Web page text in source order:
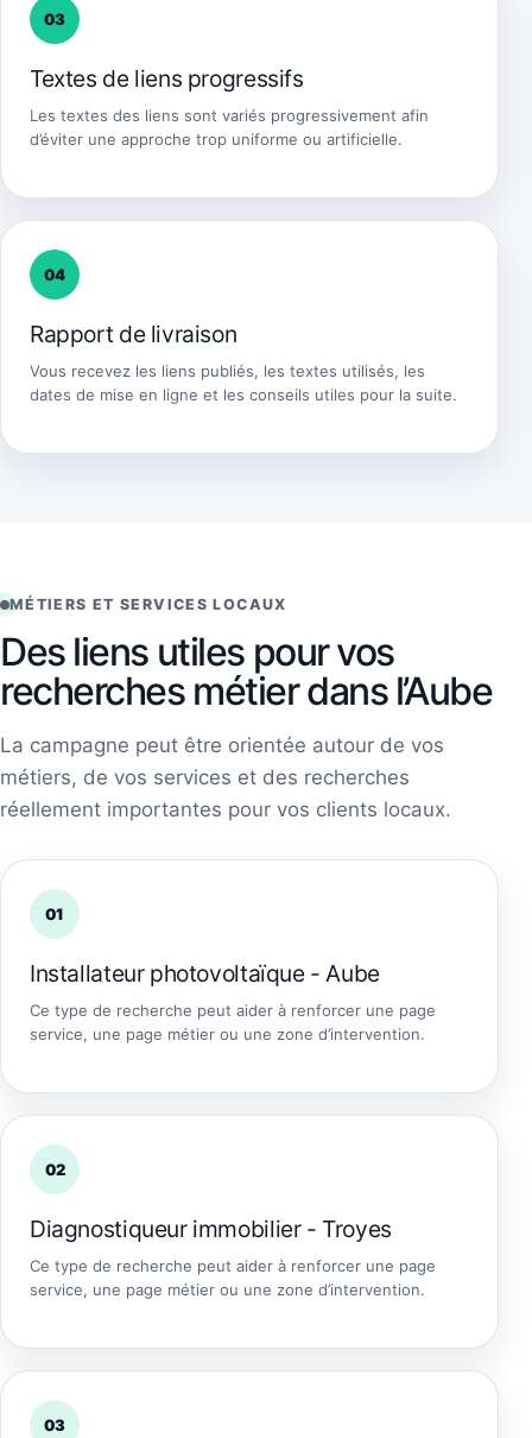
03
Textes de liens progressifs
Les textes des liens sont variés progressivement afin
d’éviter une approche trop uniforme ou artificielle.
04
Rapport de livraison
Vous recevez les liens publiés, les textes utilisés, les
dates de mise en ligne et les conseils utiles pour la suite.
MÉTIERS ET SERVICES LOCAUX
Des liens utiles pour vos
recherches métier dans l’Aube
La campagne peut être orientée autour de vos
métiers, de vos services et des recherches
réellement importantes pour vos clients locaux.
01
Installateur photovoltaïque - Aube
Ce type de recherche peut aider à renforcer une page
service, une page métier ou une zone d’intervention.
02
Diagnostiqueur immobilier - Troyes
Ce type de recherche peut aider à renforcer une page
service, une page métier ou une zone d’intervention.
03